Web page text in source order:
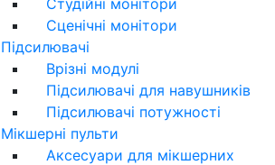
Сценічні монітори
Підсилювачі
Врізні модулі
Підсилювачі для навушників
Підсилювачі потужності
Мікшерні пульти
Аксесуари для мікшерних